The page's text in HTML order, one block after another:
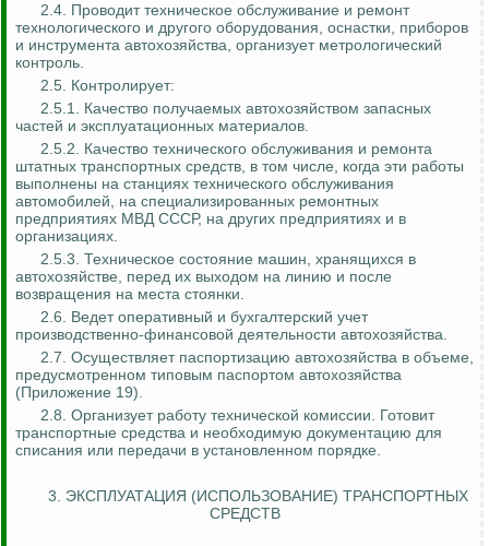
2.4. Проводит техническое обслуживание и ремонт
технологического и другого оборудования, оснастки, приборов
и инструмента автохозяйства, организует метрологический
контроль.
2.5. Контролирует:
2.5.1. Качество получаемых автохозяйством запасных
частей и эксплуатационных материалов.
2.5.2. Качество технического обслуживания и ремонта
штатных транспортных средств, в том числе, когда эти работы
выполнены на станциях технического обслуживания
автомобилей, на специализированных ремонтных
предприятиях МВД СССР, на других предприятиях и в
организациях.
2.5.3. Техническое состояние машин, хранящихся в
автохозяйстве, перед их выходом на линию и после
возвращения на места стоянки.
2.6. Ведет оперативный и бухгалтерский учет
производственно-финансовой деятельности автохозяйства.
2.7. Осуществляет паспортизацию автохозяйства в объеме,
предусмотренном типовым паспортом автохозяйства
(Приложение 19).
2.8. Организует работу технической комиссии. Готовит
транспортные средства и необходимую документацию для
списания или передачи в установленном порядке.
3. ЭКСПЛУАТАЦИЯ (ИСПОЛЬЗОВАНИЕ) ТРАНСПОРТНЫХ
СРЕДСТВ